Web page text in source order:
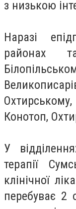
з низькою
Наразі
районах
Конотоп,
У
терапії
клінічної
перебуває 2